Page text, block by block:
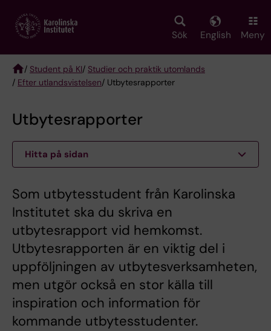
main
Sök English Meny
Breadcrumb
/ Student på KI/ Studier och praktik utomlands
/ Efter utlandsvistelsen/ Utbytesrapporter
Utbytesrapporter
Hitta på sidan
Som utbytesstudent från Karolinska
Institutet ska du skriva en
utbytesrapport vid hemkomst.
Utbytesrapporten är en viktig del i
uppföljningen av utbytesverksamheten,
men utgör också en stor källa till
inspiration och information för
kommande utbytesstudenter.